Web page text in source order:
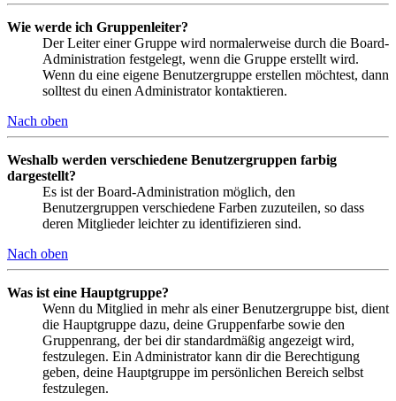
Wie werde ich Gruppenleiter?
Der Leiter einer Gruppe wird normalerweise durch die Board-
Administration festgelegt, wenn die Gruppe erstellt wird.
Wenn du eine eigene Benutzergruppe erstellen möchtest, dann
solltest du einen Administrator kontaktieren.
Nach oben
Weshalb werden verschiedene Benutzergruppen farbig
dargestellt?
Es ist der Board-Administration möglich, den
Benutzergruppen verschiedene Farben zuzuteilen, so dass
deren Mitglieder leichter zu identifizieren sind.
Nach oben
Was ist eine Hauptgruppe?
Wenn du Mitglied in mehr als einer Benutzergruppe bist, dient
die Hauptgruppe dazu, deine Gruppenfarbe sowie den
Gruppenrang, der bei dir standardmäßig angezeigt wird,
festzulegen. Ein Administrator kann dir die Berechtigung
geben, deine Hauptgruppe im persönlichen Bereich selbst
festzulegen.